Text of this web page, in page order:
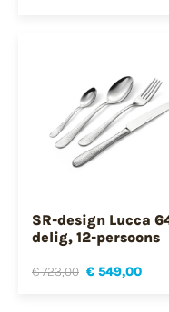
SR-design Lucca
delig, 12-persoons
€ 723,00 € 549,00